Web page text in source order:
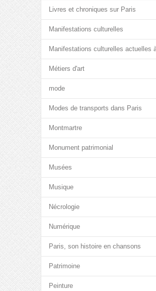
Livres et chroniques sur Paris
Manifestations culturelles
Manifestations culturelles actuelles
Métiers d'art
mode
Modes de transports dans Paris
Montmartre
Monument patrimonial
Musées
Musique
Nécrologie
Numérique
Paris, son histoire en chansons
Patrimoine
Peinture